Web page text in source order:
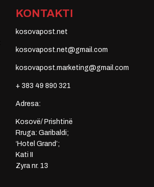
KONTAKTI
kosovapost.net
kosovapost.net@gmail.com
kosovapost.marketing@gmail.com
+ 383 49 890 321
Adresa:
Kosovë/ Prishtinë
Rruga: Garibaldi;
‘Hotel Grand’;
Kati II
Zyra nr. 13